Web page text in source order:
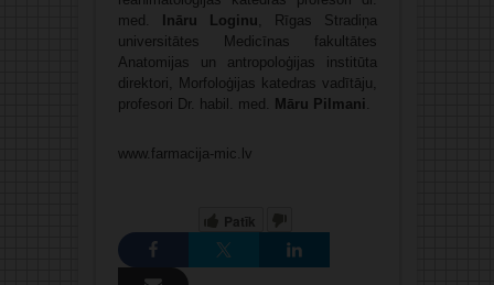
med.
Ināru Loginu, Rīgas Stradiņa
universitātes Medicīnas fakultātes
Anatomijas un antropoloģijas institūta
direktori, Morfoloģijas katedras vadītāju,
profesori Dr. habil. med. Māru Pilmani .
www.farmacija-mic.lv
Patīk